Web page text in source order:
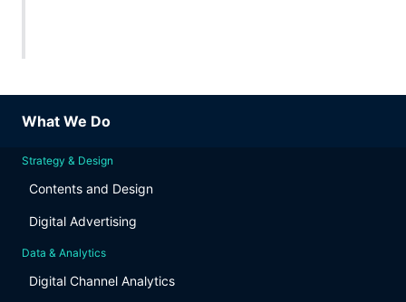
What We Do
Strategy & Design
Contents and Design
Digital Advertising
Data & Analytics
Digital Channel Analytics